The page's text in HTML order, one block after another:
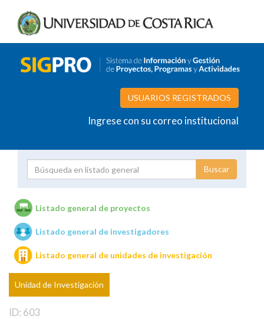
USUARIOS REGISTRADOS
Ingrese con su correo institucional
Unidades de investigación
Listado general de proyectos
Listado general de investigadores
Listado general de unidades de investigación
Unidad de Investigación
ID: 603